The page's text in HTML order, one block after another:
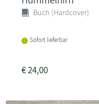
Buch (Hardcover)
Sofort lieferbar
€24,00